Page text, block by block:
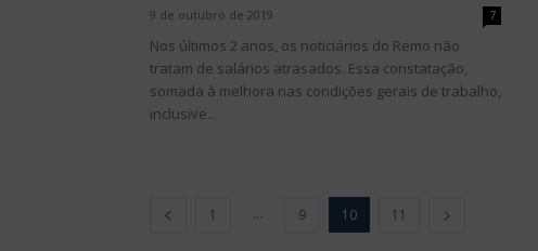
9 de outubro de 2019 7
Nos últimos 2 anos, os noticiários do Remo não
tratam de salários atrasados. Essa constatação,
somada à melhora nas condições gerais de trabalho,
inclusive...
1 ... 9 10 11